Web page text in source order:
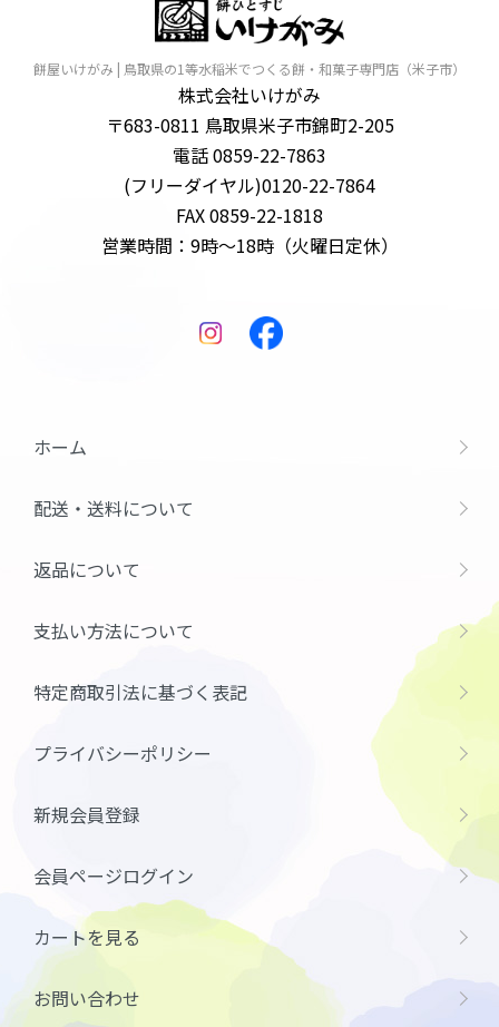
餅屋いけがみ | 鳥取県の1等水稲米でつくる餅・和菓子専門店（米子市）
株式会社いけがみ
〒683-0811 鳥取県米子市錦町2-205
電話 0859-22-7863
(フリーダイヤル)0120-22-7864
FAX 0859-22-1818
営業時間：9時～18時（火曜日定休）
ホーム
配送・送料について
返品について
支払い方法について
特定商取引法に基づく表記
プライバシーポリシー
新規会員登録
会員ページログイン
カートを見る
お問い合わせ